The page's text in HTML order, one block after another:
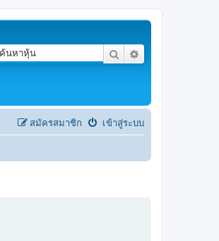
ค้นหา
เข้าสู่ระบบ
สมัครสมาชิก